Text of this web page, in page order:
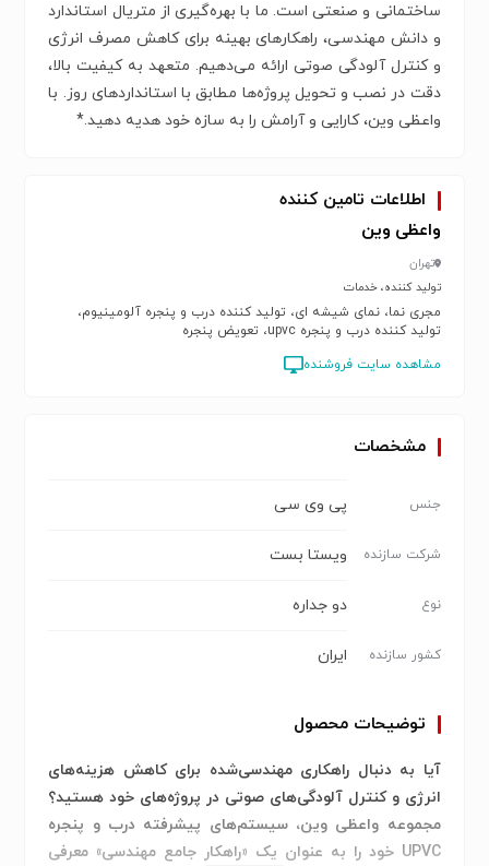
ساختمانی و صنعتی است. ما با بهره‌گیری از متریال استاندارد
و دانش مهندسی، راهکارهای بهینه برای کاهش مصرف انرژی
و کنترل آلودگی صوتی ارائه می‌دهیم. متعهد به کیفیت بالا،
دقت در نصب و تحویل پروژه‌ها مطابق با استانداردهای روز. با
واعظی وین، کارایی و آرامش را به سازه خود هدیه دهید.*
اطلاعات تامین کننده
واعظی وین
تهران
تولید کننده، خدمات
مجری نما، نمای شیشه ای، تولید کننده درب و پنجره آلومینیوم،
تولید کننده درب و پنجره upvc، تعویض پنجره
مشاهده سایت فروشنده
مشخصات
جنس پی وی سی
شرکت سازنده ویستا بست
نوع دو جداره
کشور سازنده ایران
توضیحات محصول
آیا به دنبال راهکاری مهندسی‌شده برای کاهش هزینه‌های
انرژی و کنترل آلودگی‌های صوتی در پروژه‌های خود هستید؟
مجموعه واعظی وین، سیستم‌های پیشرفته درب و پنجره
UPVC خود را به عنوان یک
«راهکار جامع مهندسی» معرفی